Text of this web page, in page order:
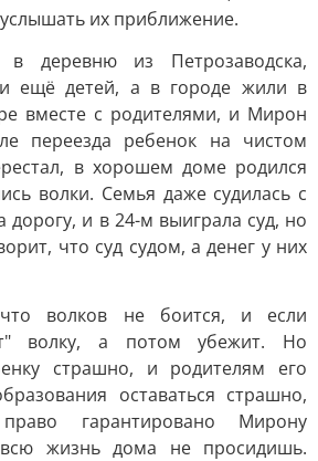
их приближение.
в деревню из Петрозаводска,
ещё детей, а в городе жили в
вместе с родителями, и Мирон
переезда ребенок на чистом
в хорошем доме родился
волки. Семья даже судилась с
дорогу, и в 24-м выиграла суд, но
что суд судом, а денег у них
волков не боится, и если
волку, а потом убежит. Но
страшно, и родителям его
оставаться страшно,
гарантировано Мирону
жизнь дома не просидишь.